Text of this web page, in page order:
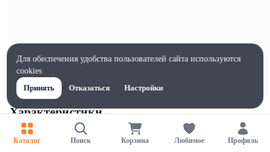
Характеристики
Ширина, мм
70
Каталог Поиск Корзина Любимое Профиль
Для обеспечения удобства пользователей сайта используются
cookies
Принять
Отказаться Настройки